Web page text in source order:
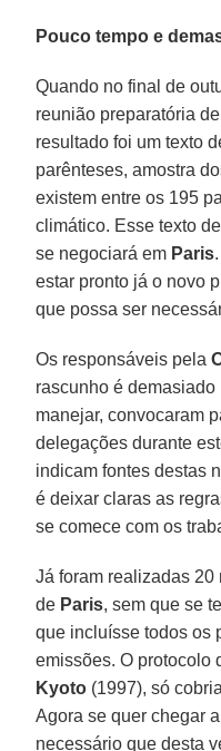
Pouco tempo e
Quando no final de
reunião preparatória de
resultado foi um texto
parênteses, amostra
existem entre os 195
climático. Esse texto de
se negociará em Paris
estar pronto já o novo
que possa ser
Os responsáveis pela
rascunho é
manejar, convocaram
delegações durante
indicam fontes destas
é deixar claras as
se comece com os
Já foram realizadas
de Paris, sem que se
que incluísse todos os
emissões. O protocolo
Kyoto (1997), só
Agora se quer chegar
necessário que desta